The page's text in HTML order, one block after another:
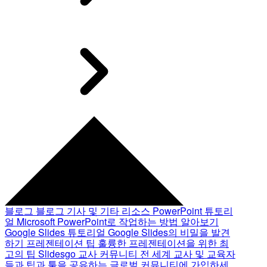
블로그 블로그 기사 및 기타 리소스 PowerPoint 튜토리
얼 Microsoft PowerPoint로 작업하는 방법 알아보기
Google Slides 튜토리얼 Google Slides의 비밀을 발견
하기 프레젠테이션 팁 훌륭한 프레젠테이션을 위한 최
고의 팁 Slidesgo 교사 커뮤니티 전 세계 교사 및 교육자